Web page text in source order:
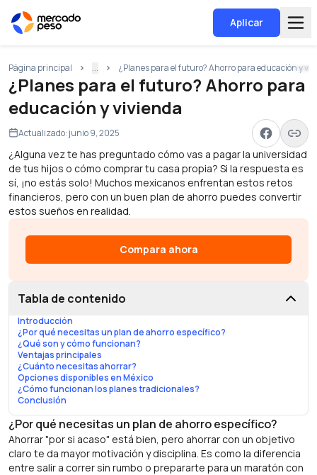
Aplicar
Página principal ... ¿Planes para el futuro? Ahorro para educación y
¿Planes para el futuro? Ahorro para
educación y vivienda
Actualizado: junio 9, 2025
¿Alguna vez te has preguntado cómo vas a pagar la universidad
de tus hijos o cómo comprar tu casa propia? Si la respuesta es
sí, ¡no estás solo! Muchos mexicanos enfrentan estos retos
financieros, pero con un buen plan de ahorro puedes convertir
estos sueños en realidad.
Compara ahora
Tabla de contenido
Introducción
¿Por qué necesitas un plan de ahorro específico?
¿Qué son y cómo funcionan?
Ventajas principales
¿Cuánto necesitas ahorrar?
Opciones disponibles en México
¿Cómo funcionan los planes tradicionales?
Conclusión
¿Por qué necesitas un plan de ahorro específico?
Ahorrar "por si acaso" está bien, pero ahorrar con un objetivo
claro te da mayor motivación y disciplina. Es como la diferencia
entre salir a correr sin rumbo o prepararte para un maratón con